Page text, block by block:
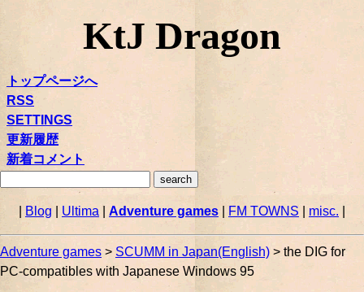
KtJ Dragon
トップページへ
RSS
SETTINGS
更新履歴
新着コメント
Blog Ultima | Adventure games FM TOWNS misc.
Adventure games > SCUMM in Japan(English) > the DIG for
PC-compatibles with Japanese Windows 95